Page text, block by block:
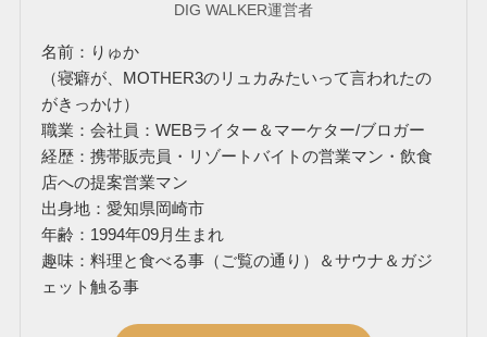
DIG WALKER運営者
名前：りゅか
（寝癖が、MOTHER3のリュカみたいって言われたの
がきっかけ）
職業：会社員：WEBライター＆マーケター/ブロガー
経歴：携帯販売員・リゾートバイトの営業マン・飲食
店への提案営業マン
出身地：愛知県岡崎市
年齢：1994年09月生まれ
趣味：料理と食べる事（ご覧の通り）＆サウナ＆ガジ
ェット触る事